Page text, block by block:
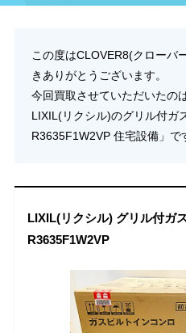
この度はCLOVER8(クローバ
きありがとうございます。
今回買取させていただいたの
LIXIL(リクシル)のグリル付ガ
R3635F1W2VP 住宅設備」で
LIXIL(リクシル) グリル付ガ
R3635F1W2VP